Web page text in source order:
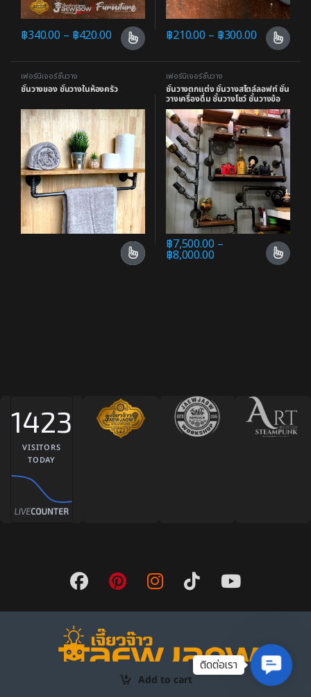
Add to cart
฿340.00 – ฿420.00 ฿210.00 – ฿300.00
เฟอร์นิเจอร์ชั้นวาง
ชั้นวางของ ชั้นวางในห้องครัว
เฟอร์นิเจอร์ชั้นวาง
ชั้นวางตกแต่ง ชั้นวางสไตล์ลอฟท์ ชั้น
วางเครื่องดื่ม ชั้นวางโชว์ ชั้นวางข้อ
ต่อ
฿7,500.00 –
฿8,000.00
1423
VISITORS
TODAY
Contact